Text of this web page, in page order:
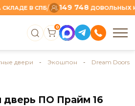
В СПБ/ 149 748 ДОВОЛЬНЫХ
0
двери - Экошпон - Dream Doors
дверь ПО Прайм 16